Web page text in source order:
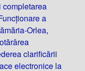
completarea
a
Orlea,
clarificării
electronice la